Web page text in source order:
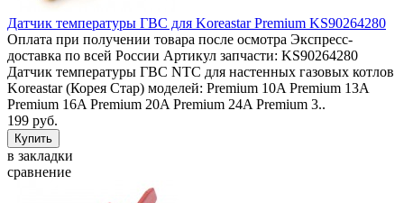
Датчик температуры ГВС для Koreastar Premium KS90264280
Оплата при получении товара после осмотра Экспресс-
доставка по всей России Артикул запчасти: KS90264280
Датчик температуры ГВС NTC для настенных газовых котлов
Koreastar (Корея Стар) моделей: Premium 10A Premium 13A
Premium 16A Premium 20A Premium 24A Premium 3..
199 руб.
в закладки
сравнение